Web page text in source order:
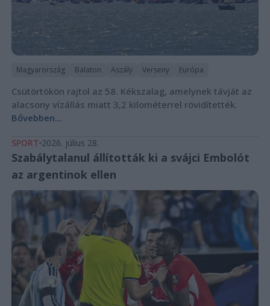
Magyarország Balaton Aszály Verseny Európa
Csütörtökön rajtol az 58. Kékszalag, amelynek távját az
alacsony vízállás miatt 3,2 kilométerrel rövidítették.
Bővebben...
SPORT 2026. július 28.
Szabálytalanul állították ki a svájci Embolót
az argentinok ellen